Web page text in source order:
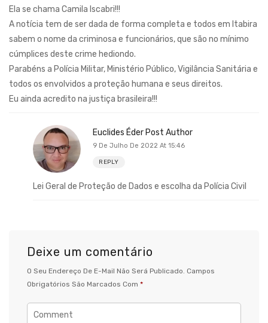
Ela se chama Camila Iscabri!!!
A notícia tem de ser dada de forma completa e todos em Itabira
sabem o nome da criminosa e funcionários, que são no mínimo
cúmplices deste crime hediondo.
Parabéns a Polícia Militar, Ministério Público, Vigilância Sanitária e
todos os envolvidos a proteção humana e seus direitos.
Eu ainda acredito na justiça brasileira!!!
Euclides Éder Post Author
9 De Julho De 2022 At 15:46
REPLY
Lei Geral de Proteção de Dados e escolha da Polícia Civil
Deixe um comentário
O Seu Endereço De E-Mail Não Será Publicado. Campos
Obrigatórios São Marcados Com *